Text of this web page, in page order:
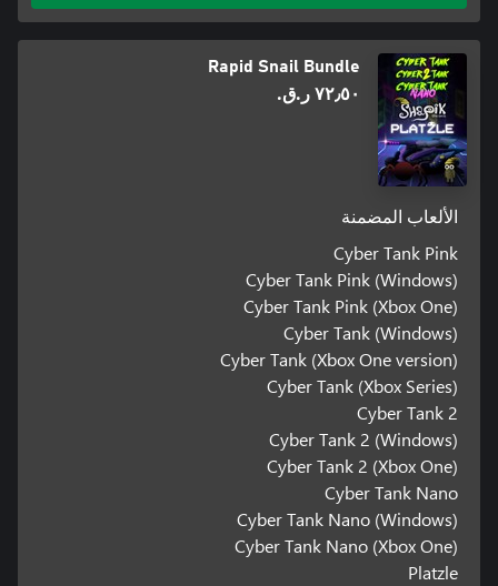
Rapid Snail Bundle
٧٢٫٥٠ ر.ق.‏
الألعاب المضمنة
Cyber Tank Pink
Cyber Tank Pink (Windows)
Cyber Tank Pink (Xbox One)
Cyber Tank (Windows)
Cyber Tank (Xbox One version)
Cyber Tank (Xbox Series)
Cyber Tank 2
Cyber Tank 2 (Windows)
Cyber Tank 2 (Xbox One)
Cyber Tank Nano
Cyber Tank Nano (Windows)
Cyber Tank Nano (Xbox One)
Platzle